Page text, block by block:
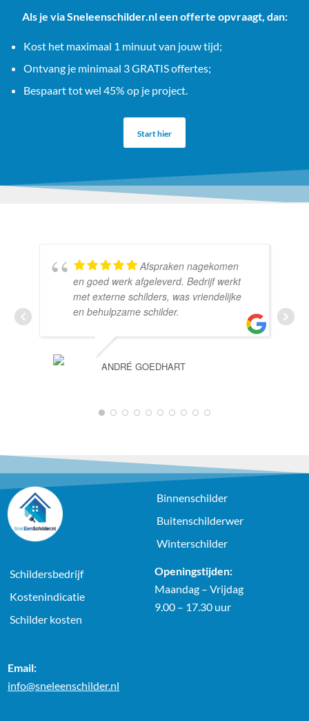
Als je via Sneleenschilder.nl een offerte opvraagt, dan:
Kost het maximaal 1 minuut van jouw tijd;
Ontvang je minimaal 3 GRATIS offertes;
Bespaart tot wel 45% op je project.
Start hier
Afspraken nagekomen
en goed werk afgeleverd. Bedrijf werkt
met externe schilders, was vriendelijke
en behulpzame schilder.
ANDRÉ GOEDHART
1 2 3 4 5 6 7 8 9 10
Binnenschilder
Buitenschilderwer
Winterschilder
Schildersbedrijf
Kostenindicatie
Schilder kosten
Openingstijden:
Maandag – Vrijdag
9.00 – 17.30 uur
Email:
info@sneleenschilder.nl